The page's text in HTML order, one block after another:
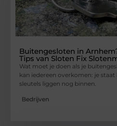
Buitengesloten in
Tips van Sloten Fix
Wat moet je doen als je
kan iedereen overkomen: je
sleutels liggen nog binnen.
Bedrijven